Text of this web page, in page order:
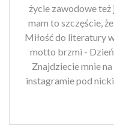
życie zawodowe też
mam to szczęście,
Miłość do literatury
motto brzmi -
Znajdziecie mnie
instagramie pod